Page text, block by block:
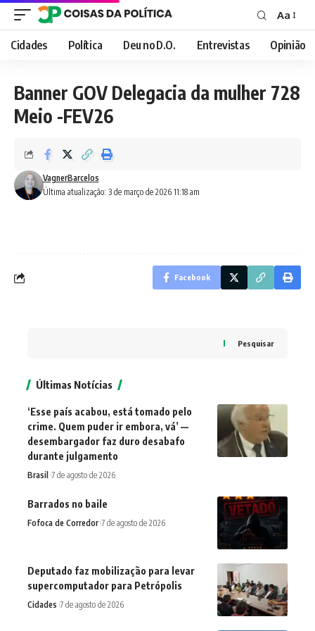
Font
Resizer
Aa
Cidades Política Deu no D.O. Entrevistas Opinião
Banner GOV Delegacia da mulher 728
Meio -FEV26
Última atualização: 3 de março de 2026 11:18 am
VagnerBarcelos
Facebook
Pesquisar
Últimas Notícias
‘Esse país acabou, está tomado pelo
crime. Quem puder ir embora, vá’ —
desembargador faz duro desabafo
durante julgamento
Brasil 7 de agosto de 2026
Barrados no baile
Fofoca de Corredor 7 de agosto de 2026
Deputado faz mobilização para levar
supercomputador para Petrópolis
Cidades 7 de agosto de 2026